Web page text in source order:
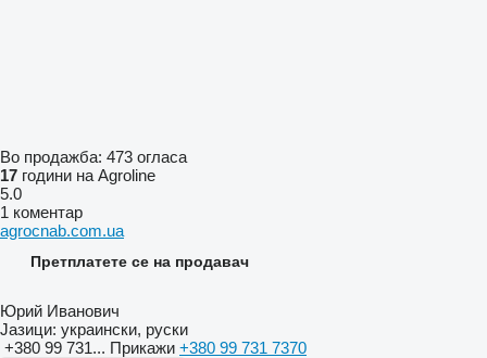
Во продажба: 473 огласа
17 години на Agroline
5.0
1 коментар
agrocnab.com.ua
Претплатете се на продавач
Юрий Иванович
Јазици: украински, руски
+380 99 731... Прикажи +380 99 731 7370